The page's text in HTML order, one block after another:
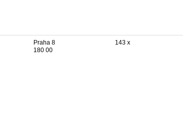
Praha 8
180 00
143 x